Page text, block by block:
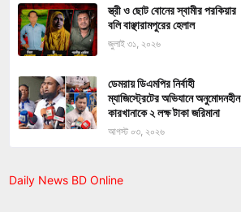
স্ত্রী ও ছোট বোনের স্বামীর পরকিয়ার
বলি বাঞ্ছারামপুরের হেলাল
জুলাই ৩১, ২০২৬
ডেমরায় ডিএমপির নির্বাহী
ম্যাজিস্ট্রেটের অভিযানে অনুমোদনহীন
কারখানাকে ২ লক্ষ টাকা জরিমানা
আগস্ট ০৩, ২০২৬
Daily News BD Online